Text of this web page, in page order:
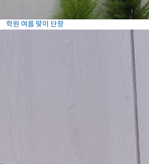
학원 여름 맞이 단장